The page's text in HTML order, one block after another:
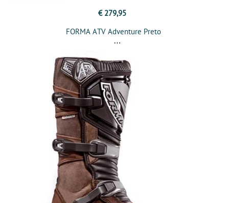
€ 279,95
FORMA ATV Adventure Preto